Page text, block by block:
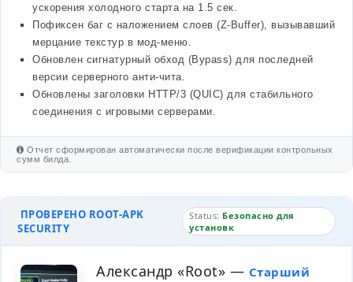
ускорения холодного старта на 1.5 сек.
Пофиксен баг с наложением слоев (Z-Buffer), вызывавший
мерцание текстур в мод-меню.
Обновлен сигнатурный обход (Bypass) для последней
версии серверного анти-чита.
Обновлены заголовки HTTP/3 (QUIC) для стабильного
соединения с игровыми серверами.
Отчет сформирован автоматически после верификации контрольных
сумм билда.
ПРОВЕРЕНО ROOT-APK
SECURITY
Status: Безопасно для
установк
Александр «Root» — Старший